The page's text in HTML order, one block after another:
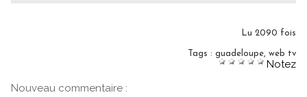
Lu 2090 fois
Tags : guadeloupe web tv
Notez
Nouveau commentaire :